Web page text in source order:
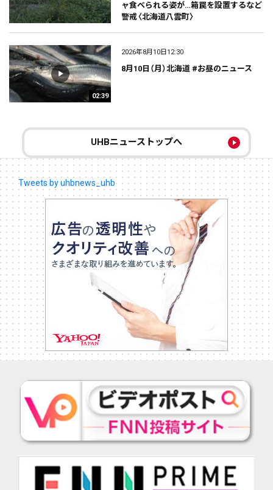
ャ食べられる姿が…箱罠を設置するなど
警戒〈北海道八雲町〉
02:39
2026年8月10日12:30
8月10日（月）北海道 #お昼のニュース
UHBニューストップへ
Tweets by uhbnews_uhb